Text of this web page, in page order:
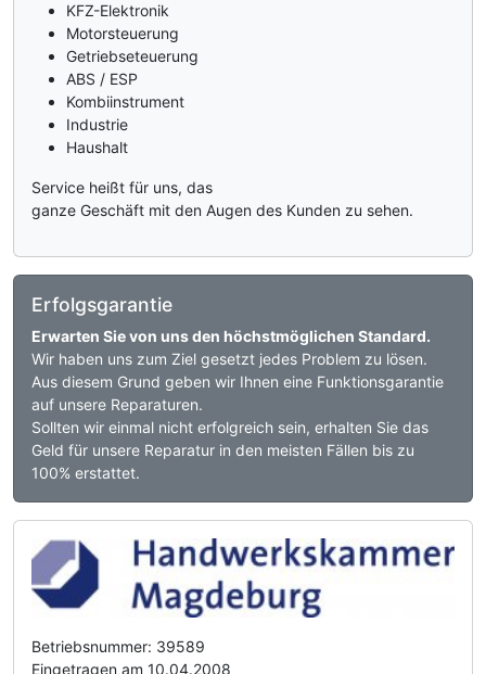
KFZ-Elektronik
Motorsteuerung
Getriebseteuerung
ABS / ESP
Kombiinstrument
Industrie
Haushalt
Service heißt für uns, das
ganze Geschäft mit den Augen des Kunden zu sehen.
Erfolgsgarantie
Erwarten Sie von uns den höchstmöglichen Standard.
Wir haben uns zum Ziel gesetzt jedes Problem zu lösen.
Aus diesem Grund geben wir Ihnen eine Funktionsgarantie
auf unsere Reparaturen.
Sollten wir einmal nicht erfolgreich sein, erhalten Sie das
Geld für unsere Reparatur in den meisten Fällen bis zu
100% erstattet.
Betriebsnummer: 39589
Eingetragen am 10.04.2008